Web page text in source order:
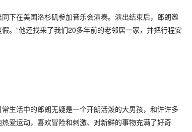
下在美国洛杉矶参加音乐会演奏。演出结束后，郎朗邀
。“他还找来了我们20多年前的老邻居一家，并把行程安
生活中的郎朗无疑是一个开朗活泼的大男孩，和许许多
爱运动，喜欢冒险和刺激、对新鲜的事物充满了好奇